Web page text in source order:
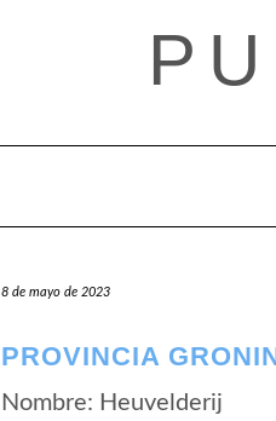
8 de mayo de 2023
PROVINCIA
Nombre: Heuvelderij